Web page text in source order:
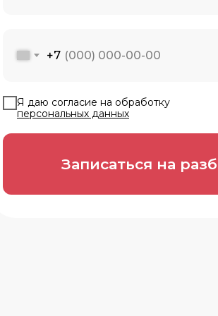
+7
Я даю согласие на обработку
персональных данных
Записаться на